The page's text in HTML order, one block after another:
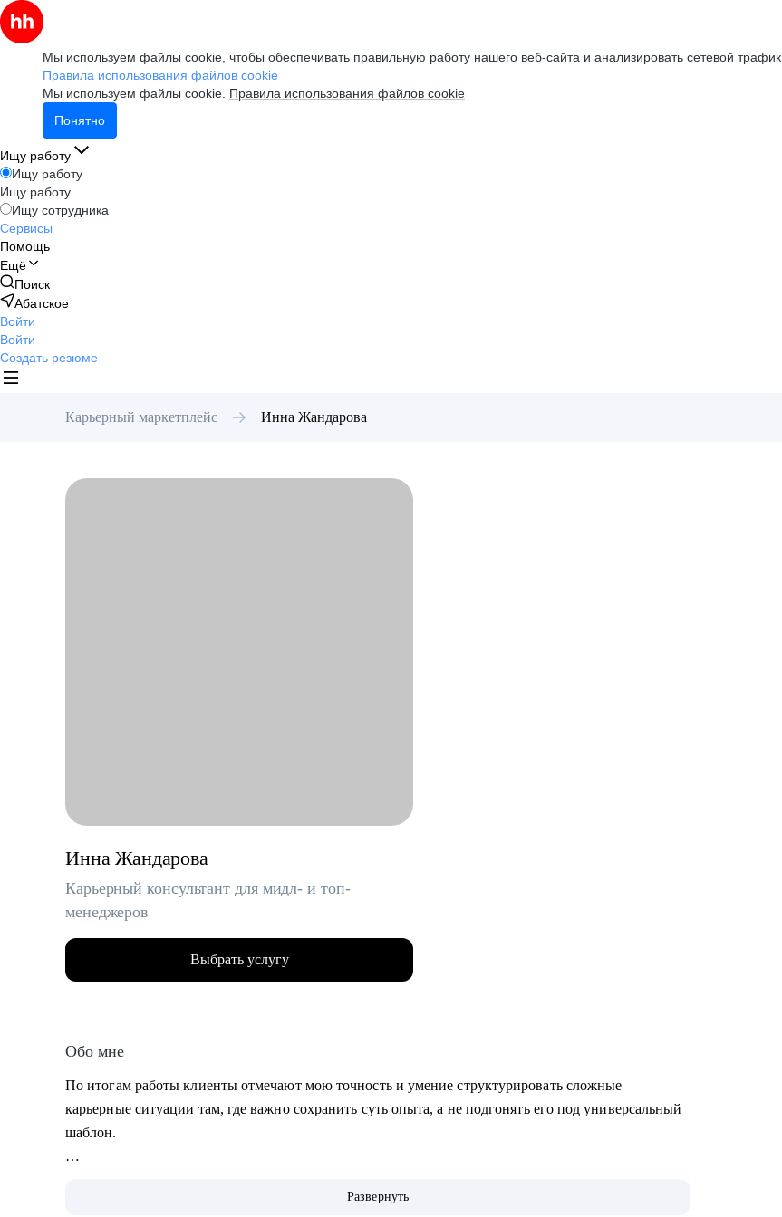
Мы используем файлы cookie, чтобы обеспечивать правильную работу нашего веб-сайта и анализировать сетевой трафик.
Правила использования файлов cookie
Мы используем файлы cookie. Правила использования файлов cookie
Понятно
Ищу работу
Ищу работу
Ищу работу
Ищу сотрудника
Сервисы
Помощь
Ещё
Поиск
Абатское
Войти
Войти
Создать резюме
Карьерный маркетплейс Инна Жандарова
Инна Жандарова
Карьерный консультант для мидл- и топ-
менеджеров
Выбрать услугу
Обо мне
По итогам работы клиенты отмечают мою точность и умение структурировать сложные
карьерные ситуации там, где важно сохранить суть опыта, а не подгонять его под универсальный
шаблон.
• Работаю с клиентами из узкоспециализированных ниш, где универсальные решения не
Развернуть